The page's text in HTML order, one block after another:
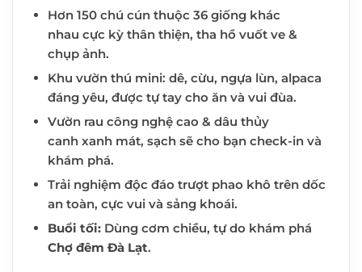
Hơn 150 chú cún thuộc 36 giống khác
nhau cực kỳ thân thiện, tha hồ vuốt ve &
chụp ảnh.
Khu vườn thú mini: dê, cừu, ngựa lùn, alpaca
đáng yêu, được tự tay cho ăn và vui đùa.
Vườn rau công nghệ cao & dâu thủy
canh xanh mát, sạch sẽ cho bạn check-in và
khám phá.
Trải nghiệm độc đáo trượt phao khô trên dốc
an toàn, cực vui và sảng khoái.
Buổi tối: Dùng cơm chiều, tự do khám phá
Chợ đêm Đà Lạt.